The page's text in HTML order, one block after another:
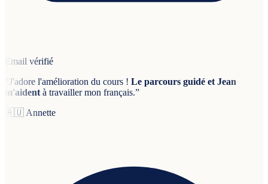
Email vérifié
J'adore l'amélioration du cours ! Le parcours guidé et Jean
m'aident à travailler mon français.”
🇦🇺 Annette